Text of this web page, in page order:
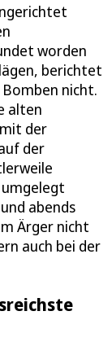
worden
berichtet
nicht.
alten
der
der
abends
Ärger nicht
auch bei der